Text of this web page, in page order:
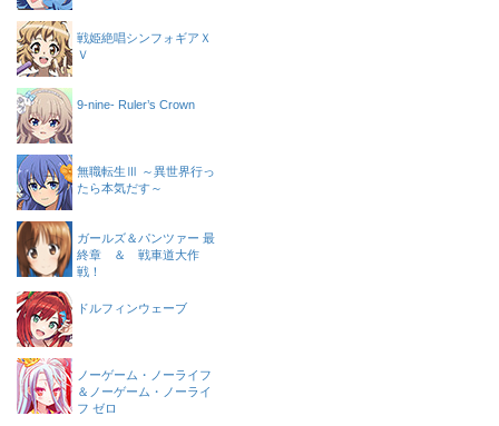
戦姫絶唱シンフォギアＸ
Ｖ
9-nine- Ruler’s Crown
無職転生Ⅲ ～異世界行っ
たら本気だす～
ガールズ＆パンツァー 最
終章 ＆ 戦車道大作
戦！
ドルフィンウェーブ
ノーゲーム・ノーライフ
＆ノーゲーム・ノーライ
フ ゼロ